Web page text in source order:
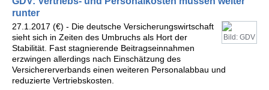
runter
Bild: GDV
27.1.2017 (€) - Die deutsche Versicherungswirtschaft
sieht sich in Zeiten des Umbruchs als Hort der
Stabilität. Fast stagnierende Beitragseinnahmen
erzwingen allerdings nach Einschätzung des
Versichererverbands einen weiteren Personalabbau und
reduzierte Vertriebskosten.